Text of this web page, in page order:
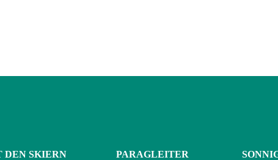
DEN SKIERN
PARAGLEITER